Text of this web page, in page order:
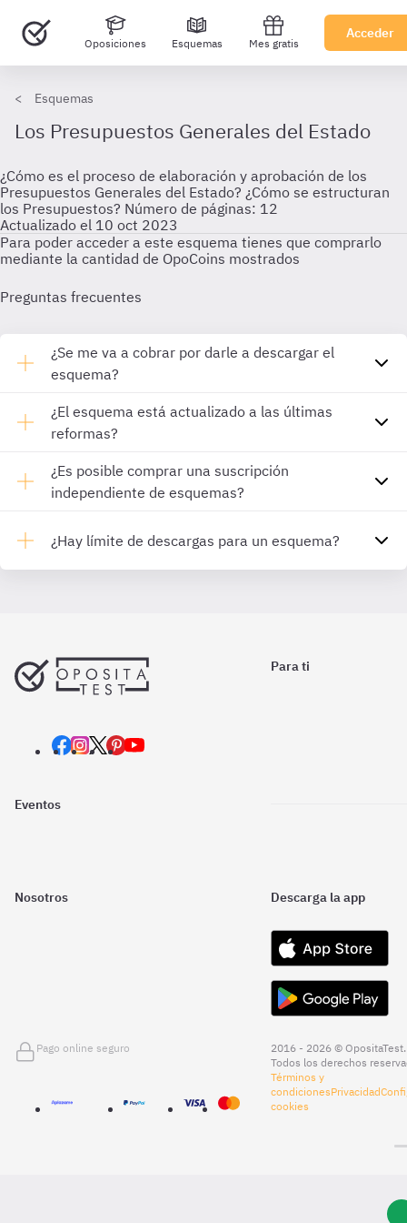
Oposiciones Esquemas Mes gratis
Acceder
Esquemas
Los Presupuestos Generales del Estado
¿Cómo es el proceso de elaboración y aprobación de los
Presupuestos Generales del Estado? ¿Cómo se estructuran
los Presupuestos? Número de páginas: 12
Actualizado el 10 oct 2023
Para poder acceder a este esquema tienes que comprarlo
mediante la cantidad de OpoCoins mostrados
Preguntas frecuentes
¿Se me va a cobrar por darle a descargar el
esquema?
¿El esquema está actualizado a las últimas
reformas?
¿Es posible comprar una suscripción
independiente de esquemas?
¿Hay límite de descargas para un esquema?
Para ti
Eventos
Nosotros Descarga la app
Pago online seguro
2016 - 2026 © OpositaTest.
Todos los derechos
Términos y
condicionesPrivacidad
cookies